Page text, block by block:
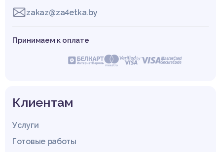
zakaz@za4etka.by
Принимаем к оплате
Клиентам
Услуги
Готовые работы